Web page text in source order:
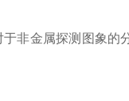
非金属探测图象的